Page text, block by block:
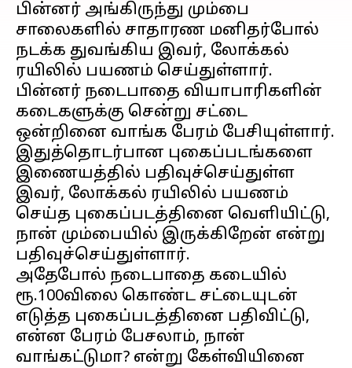
பின்னர் அங்கிருந்து மும்பை
சாலைகளில் சாதாரண மனிதர்போல்
நடக்க துவங்கிய இவர், லோக்கல்
ரயிலில் பயணம் செய்துள்ளார்.
பின்னர் நடைபாதை வியாபாரிகளின்
கடைகளுக்கு சென்று சட்டை
ஒன்றினை வாங்க பேரம் பேசியுள்ளார்.
இதுத்தொடர்பான புகைப்படங்களை
இணையத்தில் பதிவுச்செய்துள்ள
இவர், லோக்கல் ரயிலில் பயணம்
செய்த புகைப்படத்தினை வெளியிட்டு,
நான் மும்பையில் இருக்கிறேன் என்று
பதிவுச்செய்துள்ளார்.
அதேபோல் நடைபாதை கடையில்
ரூ.100விலை கொண்ட சட்டையுடன்
எடுத்த புகைப்படத்தினை பதிவிட்டு,
என்ன பேரம் பேசலாம், நான்
வாங்கட்டுமா? என்று கேள்வியினை